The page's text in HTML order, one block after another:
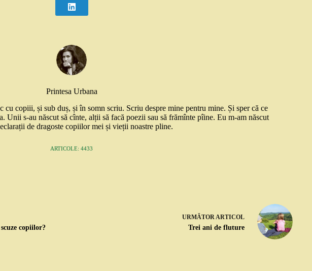
Printesa Urbana
cu copiii, și sub duș, și în somn scriu. Scriu despre mine pentru mine. Și sper că ce
Unii s-au născut să cînte, alții să facă poezii sau să frămînte pîine. Eu m-am născut
de dragoste copiilor mei și vieții noastre pline.
ARTICOLE: 4433
copiilor?
URMĂTOR ARTICOL
Trei ani de fluture